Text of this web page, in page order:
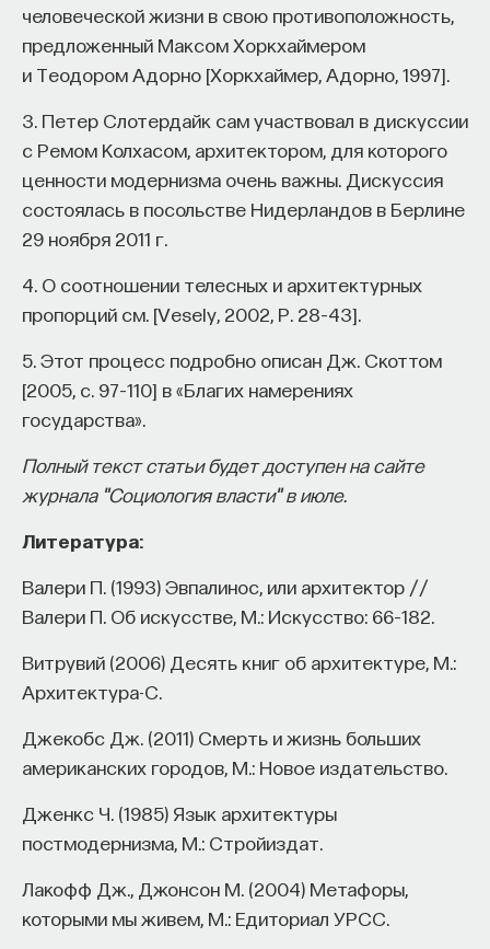
человеческой жизни в свою противоположность,
предложенный Максом Хоркхаймером
и Теодором Адорно [Хоркхаймер, Адорно, 1997].
3. Петер Слотердайк сам участвовал в дискуссии
с Ремом Колхасом, архитектором, для которого
ценности модернизма очень важны. Дискуссия
состоялась в посольстве Нидерландов в Берлине
29 ноября 2011 г.
4. О соотношении телесных и архитектурных
пропорций см. [Vesely, 2002, Р. 28–43].
5. Этот процесс подробно описан Дж. Скоттом
[2005, с. 97–110] в «Благих намерениях
государства».
Полный текст статьи будет доступен на сайте
журнала "Социология власти" в июле.
Литература:
Валери П. (1993) Эвпалинос, или архитектор //
Валери П. Об искусстве, М.: Искусство: 66–182.
Витрувий (2006) Десять книг об архитектуре, М.:
Архитектура-С.
Джекобс Дж. (2011) Смерть и жизнь больших
американских городов, М.: Новое издательство.
Дженкс Ч. (1985) Язык архитектуры
постмодернизма, М.: Стройиздат.
Лакофф Дж., Джонсон М. (2004) Метафоры,
которыми мы живем, М.: Едиториал УРСС.